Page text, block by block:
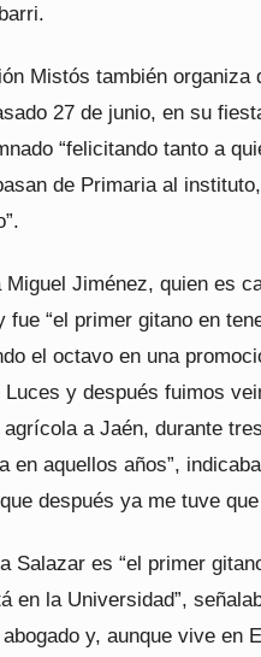
Mistós también
27 de junio, en su
“felicitando tanto a
de Primaria al
Jiménez, quien es
fue “el primer gitano en
el octavo en una
Luces y después fuimos
agrícola a Jaén, durante
en aquellos años”,
después ya me tuve
Salazar es “el primer
en la Universidad”,
y, aunque vive en